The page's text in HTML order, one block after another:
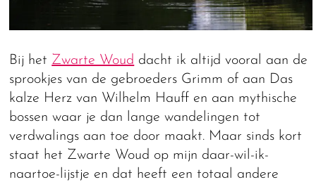
Bij het Zwarte Woud dacht ik altijd vooral aan de
sprookjes van de gebroeders Grimm of aan Das
kalze Herz van Wilhelm Hauff en aan mythische
bossen waar je dan lange wandelingen tot
verdwalings aan toe door maakt. Maar sinds kort
staat het Zwarte Woud op mijn daar-wil-ik-
naartoe-lijstje en dat heeft een totaal andere